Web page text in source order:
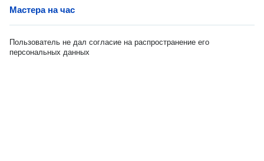
Мастера на час
Пользователь не дал согласие на распространение его
персональных данных